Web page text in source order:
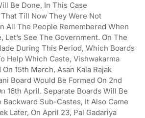
Be Done, In This Case
Till Now They Were Not
All The People Remembered When
Let’s See The Government. On The
During This Period, Which Boards
Help Which Caste, Vishwakarma
15th March, Asan Kala Rajak
Board Would Be Formed On 2nd
16th April. Separate Boards Will Be
Backward Sub-Castes, It Also Came
Later, On April 23, Pal Gadariya